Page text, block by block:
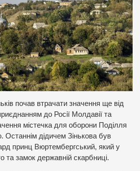
почав втрачати значення ще від
до Росії Молдавії та
містечка для оборони Поділля
Останнім дідичем Зінькова був
принц Вюртембергський, який у
та замок державній скарбниці.